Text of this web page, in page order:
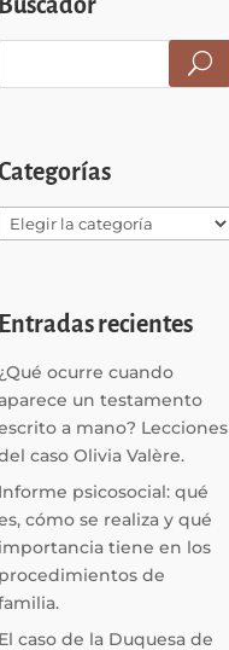
Categorías
Entradas recientes
¿Qué ocurre cuando
un testamento
a mano? Lecciones
caso Olivia Valère.
Informe psicosocial: qué
cómo se realiza y qué
importancia tiene en los
procedimientos de
El caso de la Duquesa de